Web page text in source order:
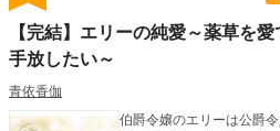
【完結】エリーの純愛～薬草を
手放したい～
青依香伽
伯爵令嬢のエリーは公爵